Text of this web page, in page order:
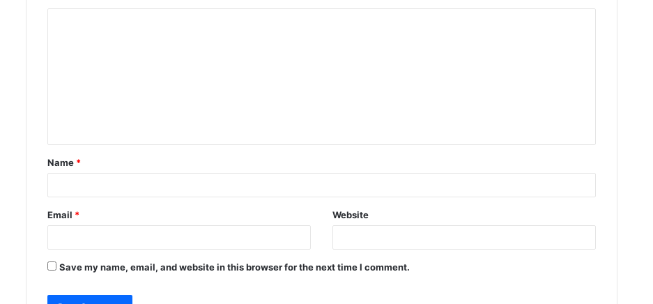
t
*
Name *
Email * Website
Save my name, email, and website in this browser for the next time I comment.